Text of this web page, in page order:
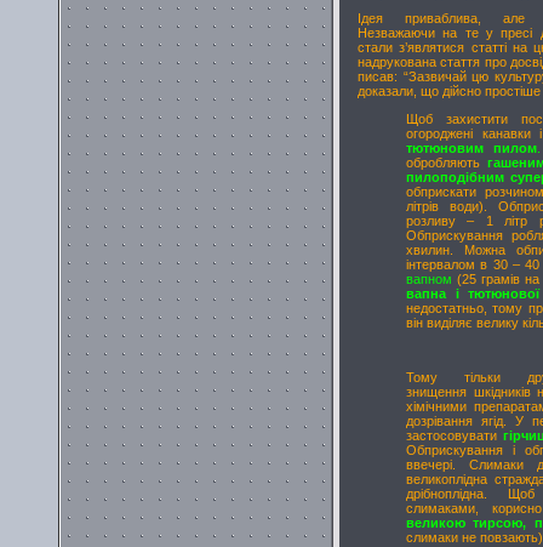
Ідея приваблива, але
Незважаючи на те у пресі
стали з’являтися статті
надрукована стаття про
писав: “Зазвичай цю
доказали, що дійсно
Щоб захистити
огороджені канавки
тютюновим пилом.
обробляють
пилоподібним
обприскати
літрів води).
розливу – 1 літр
Обприскування
хвилин. Можна
інтервалом в 30 –
вапном (25 грамів
вапна і
недостатньо, тому
він виділяє велику
Тому тільки
знищення шкідників
хімічними
дозрівання ягід. У
застосовувати
Обприскування і
ввечері. Слимаки
великоплідна
дрібноплідна.
слимаками,
великою тирсою,
слимаки не